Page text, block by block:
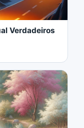
Verdadeiros